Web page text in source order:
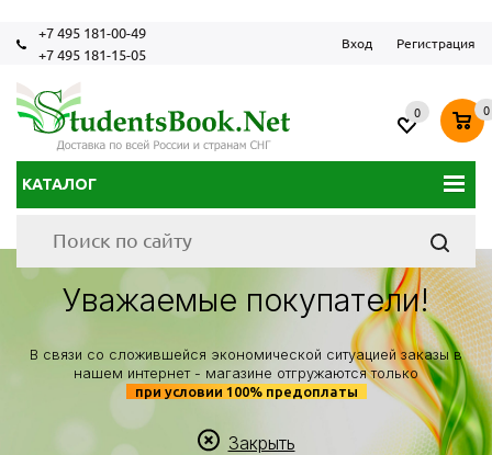
+7 495 181-00-49
+7 495 181-15-05
Вход Регистрация
КАТАЛОГ
0 0
Уважаемые покупатели!
В связи со сложившейся экономической ситуацией заказы в
нашем интернет - магазине отгружаются только
при условии 100% предоплаты
Закрыть